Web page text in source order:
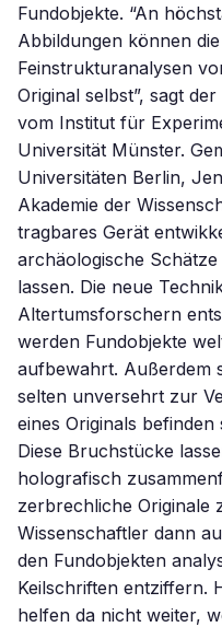
Fundobjekte. “An
Abbildungen können
Feinstrukturanalysen
Original selbst”, sagt
vom Institut für
Universität Münster.
Universitäten Berlin,
Akademie der
tragbares Gerät
archäologische
lassen. Die neue
Altertumsforschern
werden Fundobjekte
aufbewahrt. Außerdem
selten unversehrt zur
eines Originals
Diese Bruchstücke
holografisch
zerbrechliche Originale
Wissenschaftler dann
den Fundobjekten
Keilschriften entziffern.
helfen da nicht weiter,